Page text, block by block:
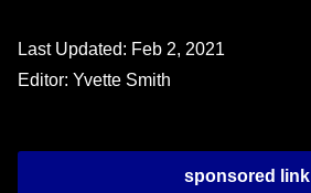
Last Updated: Feb 2, 2021
Editor: Yvette Smith
sponsored link